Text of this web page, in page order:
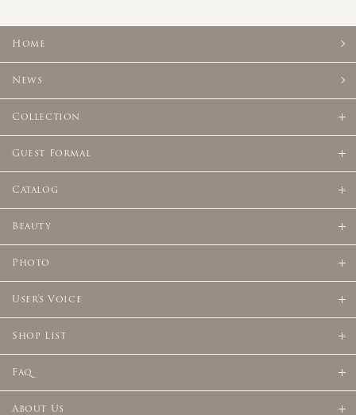
Home
News
Collection
Guest Formal
Catalog
Beauty
Photo
User's Voice
Shop List
Faq
About Us